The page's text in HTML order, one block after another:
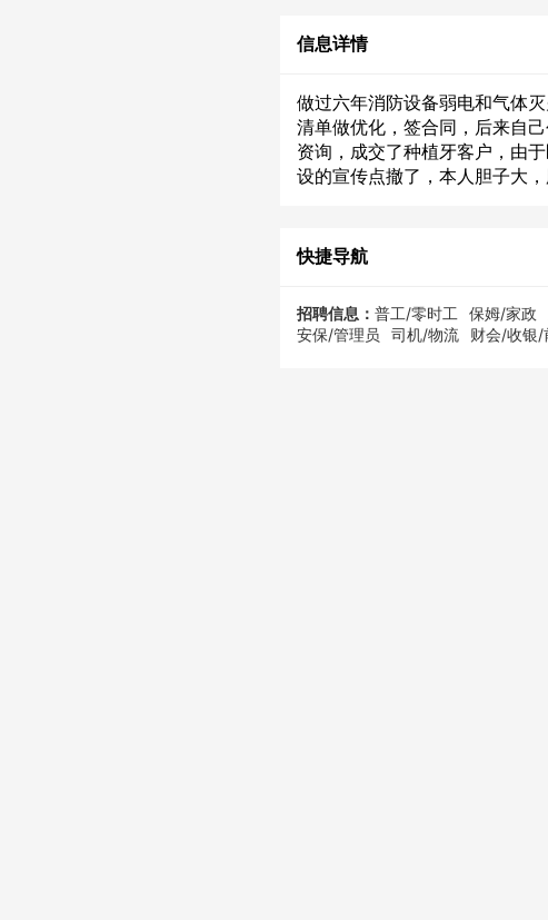
信息详情
做过六年消防设备弱电和气体
清单做优化，签合同，后来自
资询，成交了种植牙客户，由
设的宣传点撤了，本人胆子大
快捷导航
招聘信息： 普工/零时工 保姆/家政
安保/管理员
司机/物流 财会/收银/